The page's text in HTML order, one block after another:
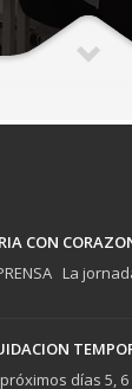
CON
La
días 5, 6